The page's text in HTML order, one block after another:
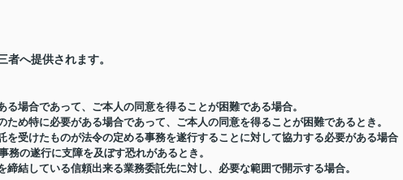
へ提供されます。
場合であって、ご本人の同意を得ることが困難である場合。
め特に必要がある場合であって、ご本人の同意を得ることが困難であるとき。
受けたものが法令の定める事務を遂行することに対して協力する必要がある場合
の遂行に支障を及ぼす恐れがあるとき。
結している信頼出来る業務委託先に対し、必要な範囲で開示する場合。